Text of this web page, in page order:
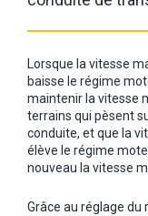
Lorsque la vitesse
baisse le régime
maintenir la vitesse
terrains qui pèsent
conduite, et que la
élève le régime
nouveau la vitesse
Grâce au réglage